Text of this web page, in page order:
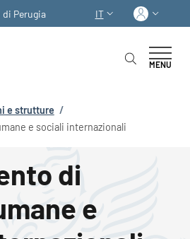
Perugia
SELETTORE LINGUA:
IT
MENU
e strutture /
e sociali internazionali
di
e